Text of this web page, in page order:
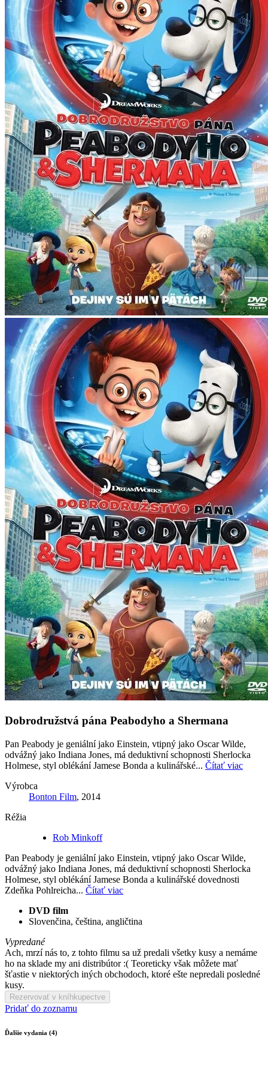
Dobrodružstvá pána Peabodyho a Shermana
Pan Peabody je geniální jako Einstein, vtipný jako Oscar Wilde,
odvážný jako Indiana Jones, má deduktivní schopnosti Sherlocka
Holmese, styl oblékání Jamese Bonda a kulinářské... Čítať viac
Výrobca
Bonton Film, 2014
Réžia
Rob Minkoff
Pan Peabody je geniální jako Einstein, vtipný jako Oscar Wilde,
odvážný jako Indiana Jones, má deduktivní schopnosti Sherlocka
Holmese, styl oblékání Jamese Bonda a kulinářské dovednosti
Zdeňka Pohlreicha... Čítať viac
DVD film
Slovenčina, čeština, angličtina
Vypredané
Ach, mrzí nás to, z tohto filmu sa už predali všetky kusy a nemáme
ho na sklade my ani distribútor :( Teoreticky však môžete mať
šťastie v niektorých iných obchodoch, ktoré ešte nepredali posledné
kusy.
Rezervovať v kníhkupectve
Pridať do zoznamu
Ďalšie vydania (4)